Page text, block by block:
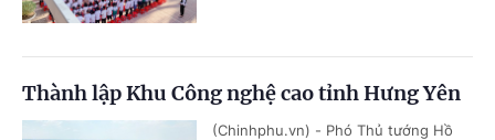
Thành lập Khu Công nghệ cao tỉnh Hưng Yên
(Chinhphu.vn) - Phó Thủ tướng Hồ